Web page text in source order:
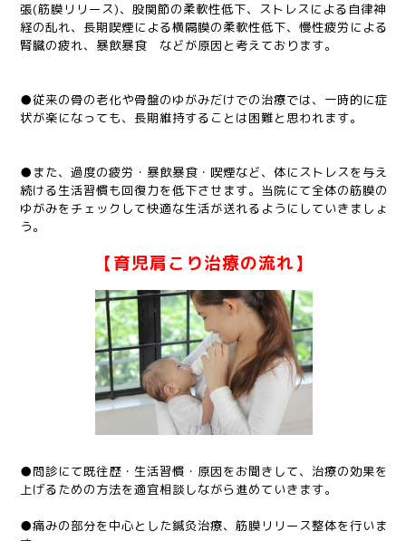
張(筋膜リリース)、股関節の柔軟性低下、ストレスによる自律神
経の乱れ、長期喫煙による横隔膜の柔軟性低下、慢性疲労による
腎臓の疲れ、暴飲暴食 などが原因と考えております。
●従来の骨の老化や骨盤のゆがみだけでの治療では、一時的に症
状が楽になっても、長期維持することは困難と思われます。
●また、過度の疲労・暴飲暴食・喫煙など、体にストレスを与え
続ける生活習慣も回復力を低下させます。当院にて全体の筋膜の
ゆがみをチェックして快適な生活が送れるようにしていきましょ
う。
【育児肩こり治療の流れ】
●問診にて既往歴・生活習慣・原因をお聞きして、治療の効果を
上げるための方法を適宜相談しながら進めていきます。
●痛みの部分を中心とした鍼灸治療、筋膜リリース整体を行いま